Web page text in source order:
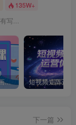
135W+
写...
（14884期）AI绘画进阶课，涵盖电商摄影等多领域，PS操作与AI工具使用全面教学
下一篇